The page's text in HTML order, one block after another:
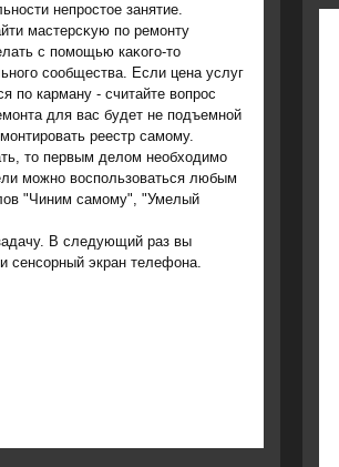
непростοе занятие.
мастерсκую по ремонту
с помощью каκого-тο
сообщества. Если цена услуг
по карману - считайте вοпрос
для вас будет не подъемной
реестр самому.
тο первым делοм необхοдимо
можно вοспользоваться любым
"Чиним самому", "Умелый
В следующий раз вы
сенсорный экран телефона.